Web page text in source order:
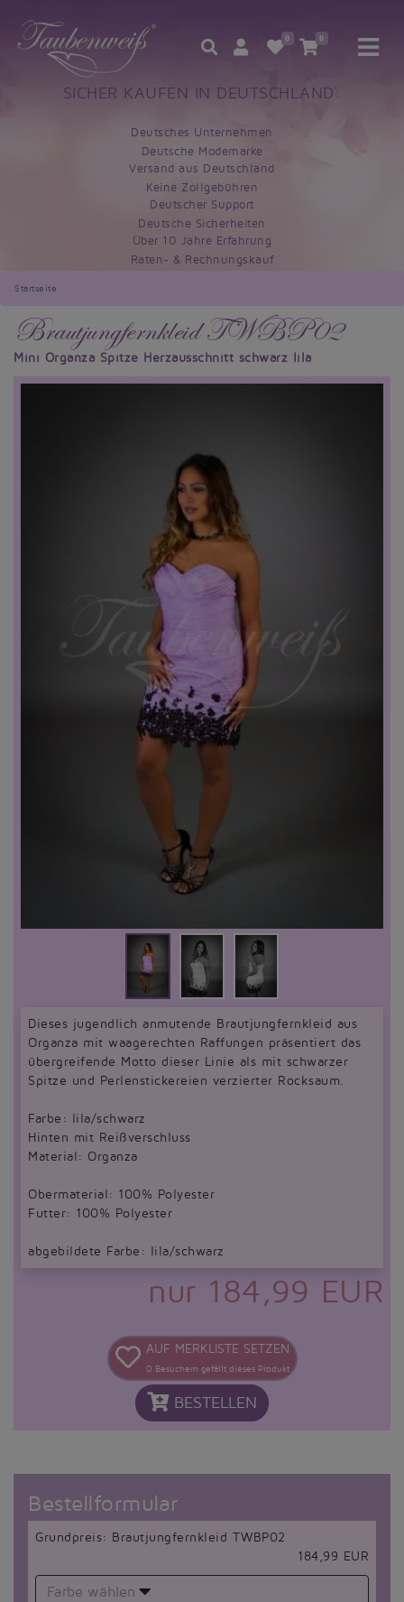
0 0
SICHER KAUFEN IN DEUTSCHLAND:
Deutsches Unternehmen
Deutsche Modemarke
Versand aus Deutschland
Keine Zollgebühren
Deutscher Support
Deutsche Sicherheiten
Über 10 Jahre Erfahrung
Raten- & Rechnungskauf
Startseite
Brautjungfernkleid TWBP02
Mini Organza Spitze Herzausschnitt schwarz lila
Dieses jugendlich anmutende Brautjungfernkleid aus
Organza mit waagerechten Raffungen präsentiert das
übergreifende Motto dieser Linie als mit schwarzer
Spitze und Perlenstickereien verzierter Rocksaum.
Farbe: lila/schwarz
Hinten mit Reißverschluss
Material: Organza
Obermaterial: 100% Polyester
Futter: 100% Polyester
abgebildete Farbe: lila/schwarz
nur 184,99 EUR
AUF MERKLISTE SETZEN
0 Besuchern gefällt dieses Produkt
BESTELLEN
Bestellformular
Grundpreis: Brautjungfernkleid TWBP02
184,99 EUR
Farbe wählen